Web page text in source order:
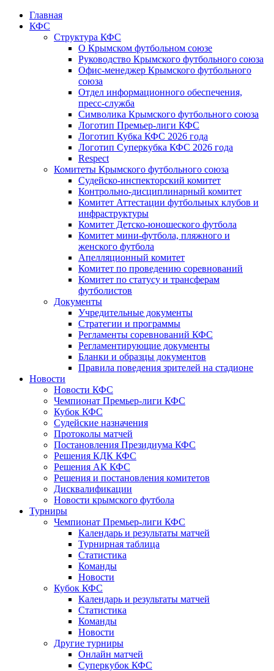
Главная
КФС
Структура КФС
О Крымском футбольном союзе
Руководство Крымского футбольного союза
Офис-менеджер Крымского футбольного
союза
Отдел информационного обеспечения,
пресс-служба
Символика Крымского футбольного союза
Логотип Премьер-лиги КФС
Логотип Кубка КФС 2026 года
Логотип Суперкубка КФС 2026 года
Respect
Комитеты Крымского футбольного союза
Судейско-инспекторский комитет
Контрольно-дисциплинарный комитет
Комитет Аттестации футбольных клубов и
инфраструктуры
Комитет Детско-юношеского футбола
Комитет мини-футбола, пляжного и
женского футбола
Апелляционный комитет
Комитет по проведению соревнований
Комитет по статусу и трансферам
футболистов
Документы
Учредительные документы
Стратегии и программы
Регламенты соревнований КФС
Регламентирующие документы
Бланки и образцы документов
Правила поведения зрителей на стадионе
Новости
Новости КФС
Чемпионат Премьер-лиги КФС
Кубок КФС
Судейские назначения
Протоколы матчей
Постановления Президиума КФС
Решения КДК КФС
Решения АК КФС
Решения и постановления комитетов
Дисквалификации
Новости крымского футбола
Турниры
Чемпионат Премьер-лиги КФС
Календарь и результаты матчей
Турнирная таблица
Статистика
Команды
Новости
Кубок КФС
Календарь и результаты матчей
Статистика
Команды
Новости
Другие турниры
Онлайн матчей
Суперкубок КФС